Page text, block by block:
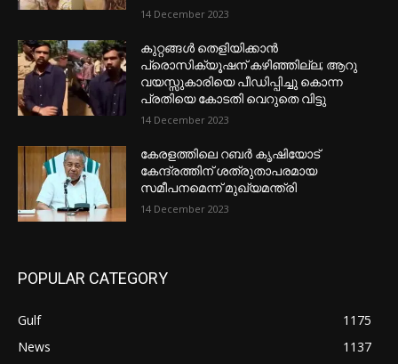
14 December 2023
കുറ്റങ്ങൾ തെളിയിക്കാൻ
പ്രൊസിക്യൂഷന് കഴിഞ്ഞില്ല; ആറു
വയസ്സുകാരിയെ പീഡിപ്പിച്ചു കൊന്ന
പ്രതിയെ കോടതി വെറുതെ വിട്ടു
14 December 2023
കേരളത്തിലെ റബർ കൃഷിയോട്
കേന്ദ്രത്തിന് ശത്രുതാപരമായ
സമീപനമെന്ന് മുഖ്യമന്ത്രി
14 December 2023
POPULAR CATEGORY
Gulf
1175
News
1137